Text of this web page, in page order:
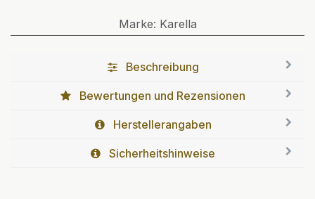
Marke: Karella
Beschreibung
Bewertungen und Rezensionen
Herstellerangaben
Sicherheitshinweise